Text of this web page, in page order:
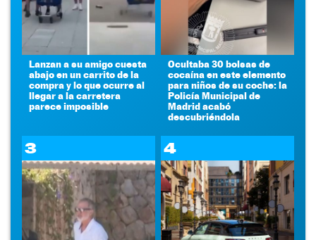
Lanzan a su amigo cuesta
abajo en un carrito de la
compra y lo que ocurre al
llegar a la carretera
parece imposible
Ocultaba 30 bolsas de
cocaína en este elemento
para niños de su coche: la
Policía Municipal de
Madrid acabó
descubriéndola
3 4